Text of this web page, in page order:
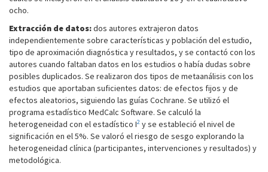
ocho.
Extracción de datos:dos autores extrajeron datos
independientemente sobre características y población del estudio,
tipo de aproximación diagnóstica y resultados, y se contactó con los
autores cuando faltaban datos en los estudios o había dudas sobre
posibles duplicados. Se realizaron dos tipos de metaanálisis con los
estudios que aportaban suficientes datos: de efectos fijos y de
efectos aleatorios, siguiendo las guías Cochrane. Se utilizó el
programa estadístico MedCalc Software. Se calculó la
heterogeneidad con el estadístico I2 y se estableció el nivel de
significación en el 5%. Se valoró el riesgo de sesgo explorando la
heterogeneidad clínica (participantes, intervenciones y resultados) y
metodológica.